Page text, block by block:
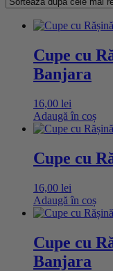
Cupe cu
Banjara
16,00 lei
Adaugă în coș
Cupe cu
16,00 lei
Adaugă în coș
Cupe cu
Banjara